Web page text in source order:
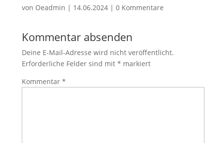
von Oeadmin | 14.06.2024| 0 Kommentare
Kommentar absenden
Deine E-Mail-Adresse wird nicht veröffentlicht.
Erforderliche Felder sind mit * markiert
Kommentar *